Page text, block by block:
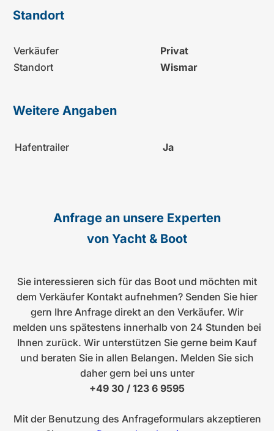
Standort
Verkäufer
Privat
Standort
Wismar
Weitere Angaben
Hafentrailer Ja
Anfrage an unsere Experten
von Yacht & Boot
Sie interessieren sich für das Boot und möchten mit
dem Verkäufer Kontakt aufnehmen? Senden Sie hier
gern Ihre Anfrage direkt an den Verkäufer. Wir
melden uns spätestens innerhalb von 24 Stunden bei
Ihnen zurück. Wir unterstützen Sie gerne beim Kauf
und beraten Sie in allen Belangen. Melden Sie sich
daher gern bei uns unter
+49 30 / 123 6 9595
Mit der Benutzung des Anfrageformulars akzeptieren